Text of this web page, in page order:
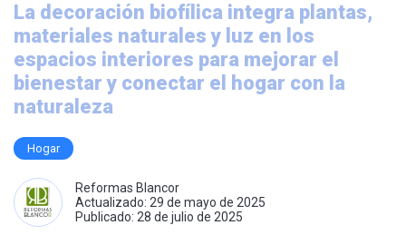
La decoración biofílica integra plantas,
materiales naturales y luz en los
espacios interiores para mejorar el
bienestar y conectar el hogar con la
naturaleza
Hogar
Reformas Blancor
Actualizado: 29 de mayo de 2025
Publicado: 28 de julio de 2025